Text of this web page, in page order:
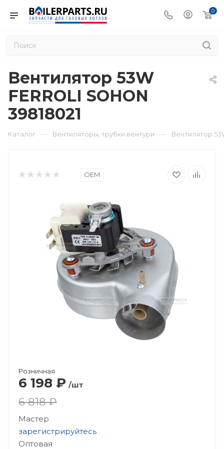
0
Вентилятор 53W
FERROLI SOHON
39818021
Каталог — Вентиляторы, трубки вентури — Вентилятор
OEM
Розничная
6 198 ₽ /шт
6 818 ₽
Мастер
зарегистрируйтесь
Оптовая